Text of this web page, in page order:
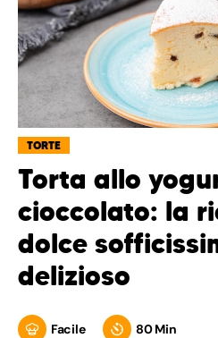
TORTE
Torta allo
cioccolato: la
dolce
delizioso
Facile 80 Min